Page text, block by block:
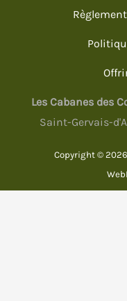
Les Cabanes des
Saint-Gervais-
Copyright ©